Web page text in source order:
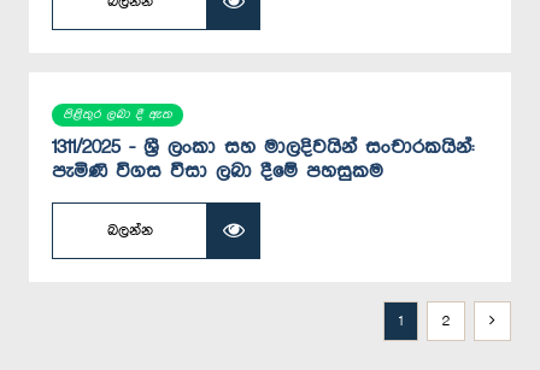
පිළිතුර ලබා දී ඇත
1311/2025 - ශ්‍රී ලංකා සහ මාලදිවයින් සංචාරකයින්:
පැමිණි විගස වීසා ලබා දීමේ පහසුකම
බලන්න
1 2